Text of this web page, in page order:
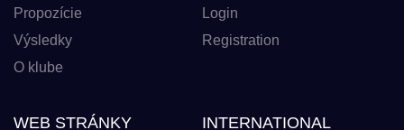
Propozície
Výsledky
O klube
Login
Registration
WEB STRÁNKY INTERNATIONAL